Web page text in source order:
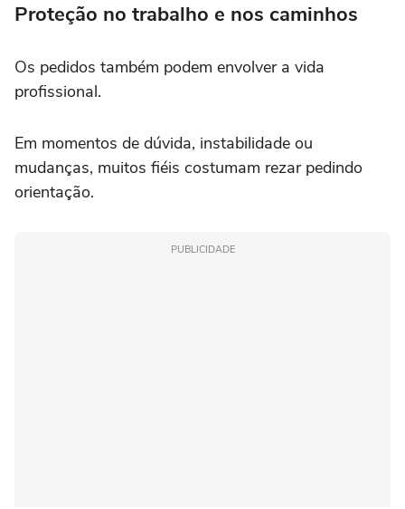
Proteção no trabalho e nos caminhos
Os pedidos também podem envolver a vida
profissional.
Em momentos de dúvida, instabilidade ou
mudanças, muitos fiéis costumam rezar pedindo
orientação.
PUBLICIDADE